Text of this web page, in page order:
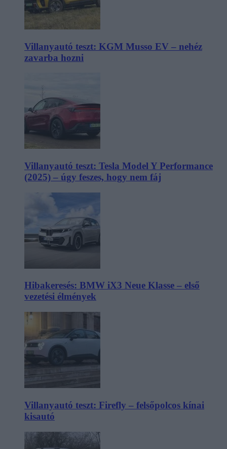
Villanyautó teszt: KGM Musso EV – nehéz
zavarba hozni
Villanyautó teszt: Tesla Model Y Performance
(2025) – úgy feszes, hogy nem fáj
Hibakeresés: BMW iX3 Neue Klasse – első
vezetési élmények
Villanyautó teszt: Firefly – felsőpolcos kínai
kisautó